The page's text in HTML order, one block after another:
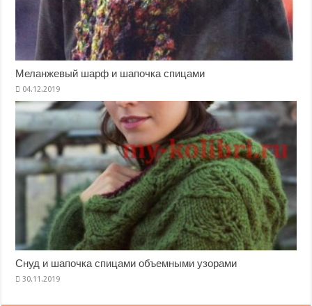
Меланжевый шарф и шапочка спицами
Снуд и шапочка спицами объемными узорами